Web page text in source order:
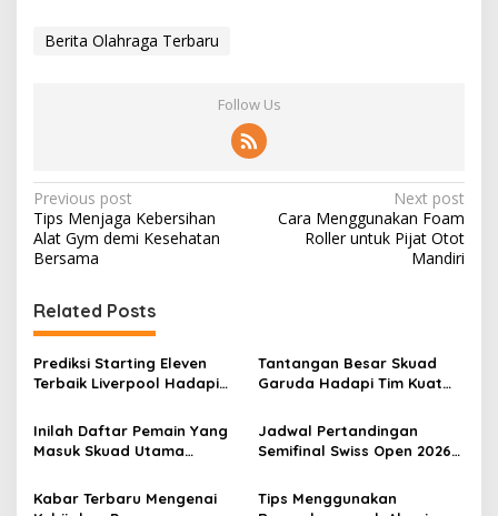
Berita Olahraga Terbaru
Follow Us
Post
navigation
Previous post
Tips Menjaga Kebersihan
Alat Gym demi Kesehatan
Bersama
Next post
Cara Menggunakan Foam
Roller untuk Pijat Otot
Mandiri
Related Posts
Prediksi Starting Eleven
Terbaik Liverpool Hadapi
Inggris
Tantangan Besar Skuad
Garuda Hadapi Tim Kuat
Inilah Daftar Pemain Yang
Masuk Skuad Utama
Series
Jadwal Pertandingan
Semifinal Swiss Open 2026
Kabar Terbaru Mengenai
Tips Menggunakan